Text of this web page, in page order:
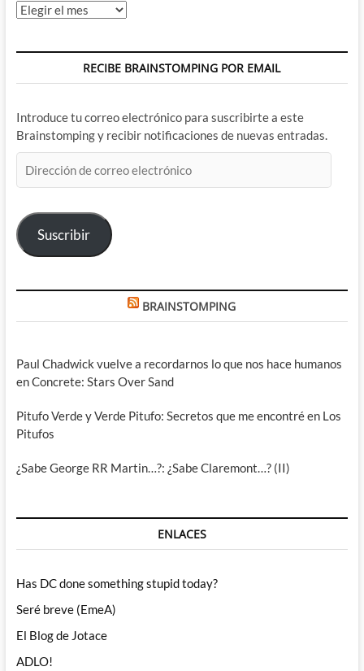
Archivos
RECIBE BRAINSTOMPING POR EMAIL
Introduce tu correo electrónico para suscribirte a este
Brainstomping y recibir notificaciones de nuevas entradas.
de
electrónico
Suscribir
BRAINSTOMPING
Paul Chadwick vuelve a recordarnos lo que nos hace humanos
en Concrete: Stars Over Sand
Pitufo Verde y Verde Pitufo: Secretos que me encontré en Los
Pitufos
¿Sabe George RR Martin…?: ¿Sabe Claremont…? (II)
ENLACES
Has DC done something stupid today?
Seré breve (EmeA)
El Blog de Jotace
ADLO!